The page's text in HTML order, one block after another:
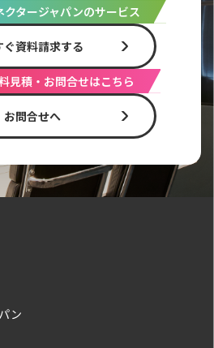
クタージャパンのサービス
ぐ資料請求する
見積・お問合せはこちら
お問合せへ
ン